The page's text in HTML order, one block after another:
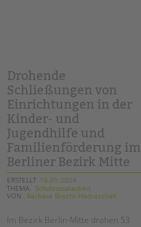
Drohende
Schließungen von
Einrichtungen in der
Kinder- und
Jugendhilfe und
Familienförderung im
Berliner Bezirk Mitte
ERSTELLT 16.01.2024
THEMA Schulsozialarbeit
VON
Barbara Brecht-Hadraschek
Im Bezirk Berlin-Mitte drohen 53